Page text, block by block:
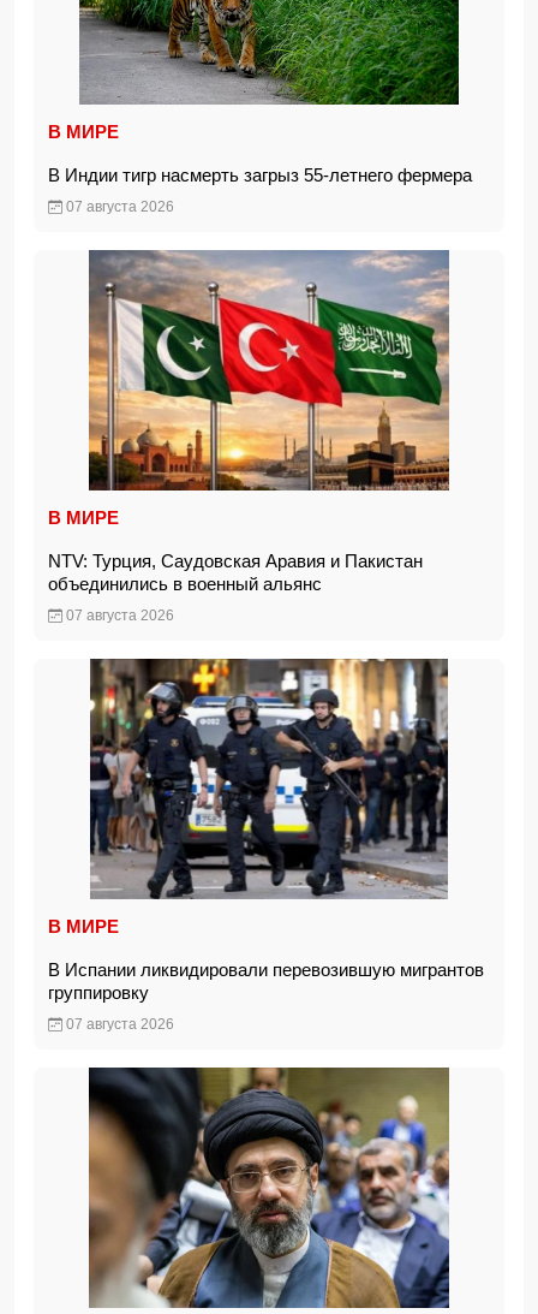
В МИРЕ
В Индии тигр насмерть загрыз 55-летнего фермера
07 августа 2026
В МИРЕ
NTV: Турция, Саудовская Аравия и Пакистан
объединились в военный альянс
07 августа 2026
В МИРЕ
В Испании ликвидировали перевозившую мигрантов
группировку
07 августа 2026